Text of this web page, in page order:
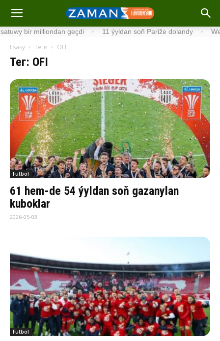
bir milliondan geçdi · 11 ýyldan soň Pariže dolandy ·
Esasy Теги OFI
Тег: OFI
Futbol
61 hem-de 54 ýyldan soň gazanylan
kuboklar
2026-05-03
Futbol